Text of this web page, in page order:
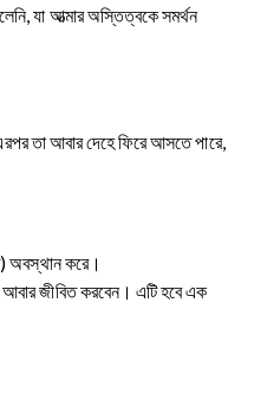
যা আত্মার অস্তিত্বকে সমর্থন
তা আবার দেহে ফিরে আসতে পারে,
অবস্থান করে।
জীবিত করবেন। এটি হবে এক